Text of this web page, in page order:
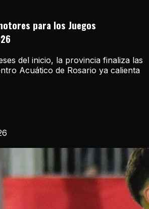
para los Juegos
del inicio, la provincia finaliza las
Acuático de Rosario ya calienta